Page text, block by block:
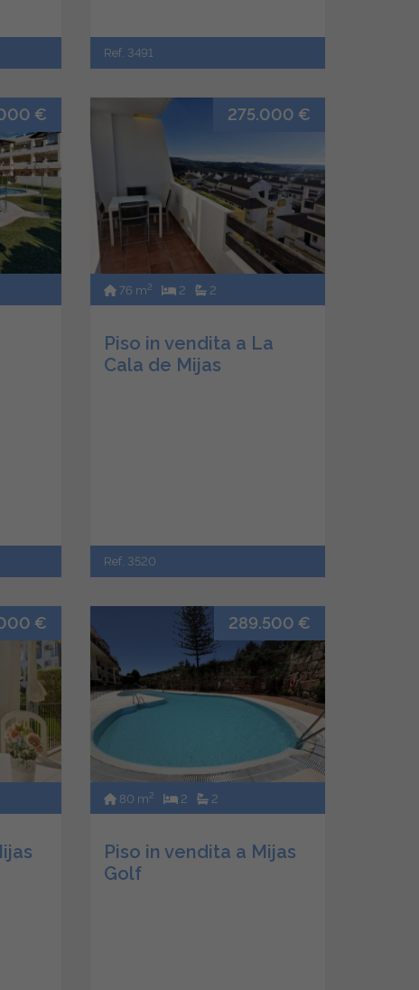
Ref. 3491
€ 275.000 €
76 m2 2 2
Piso in vendita a La
Cala de Mijas
Ref. 3520
€ 289.500 €
80 m2 2 2
Piso in vendita a Mijas
Golf